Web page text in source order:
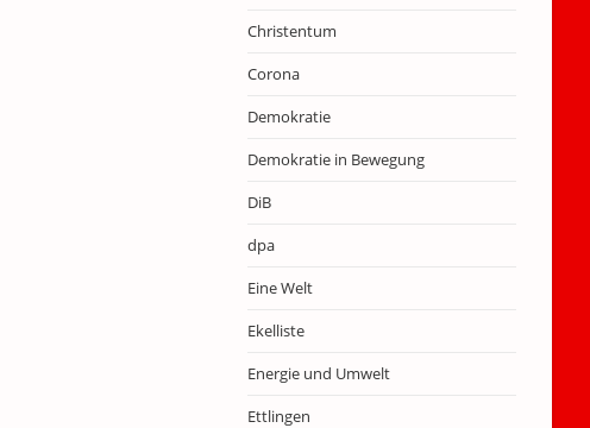
Christentum
Corona
Demokratie
Demokratie in Bewegung
DiB
dpa
Eine Welt
Ekelliste
Energie und Umwelt
Ettlingen